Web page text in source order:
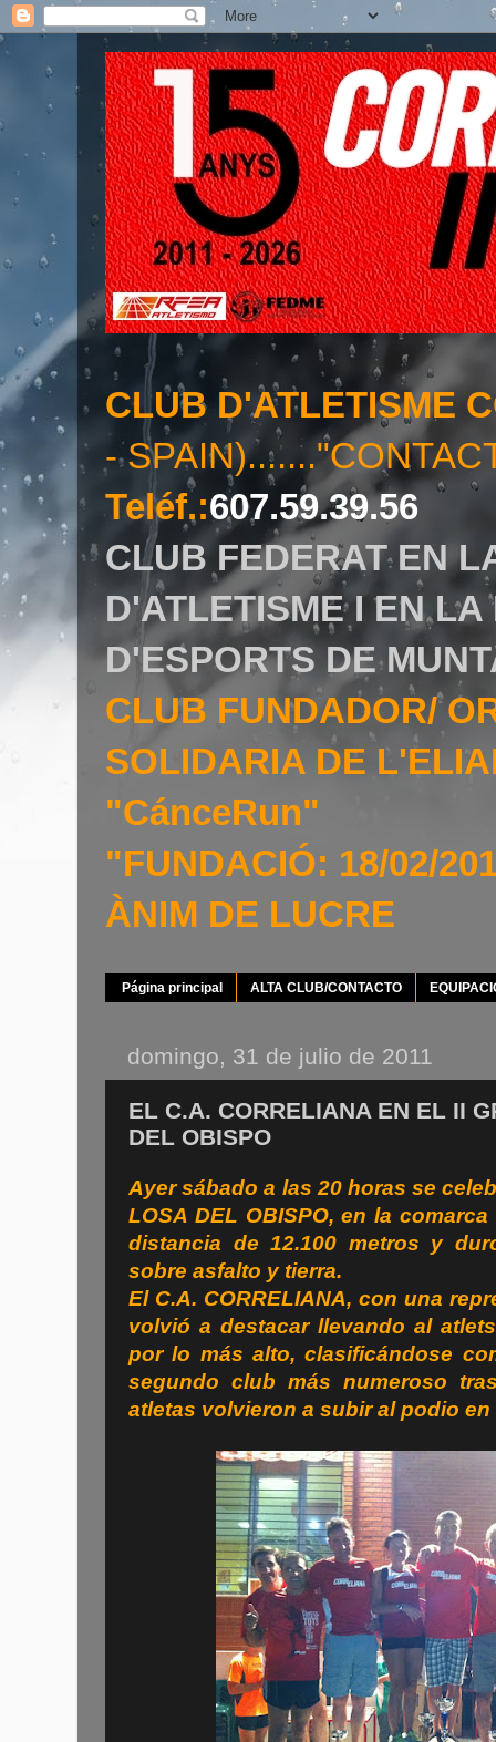
CLUB D'ATLETISME
-
Teléf.:607.59.39.56
CLUB FEDERAT EN
D'ATLETISME I EN
D'ESPORTS DE
CLUB FUNDADOR/
SOLIDARIA DE
"CánceRun"
"FUNDACIÓ: 18/02/
ÀNIM DE LUCRE
Página principal ALTA CLUB/CONTACTO
domingo, 31 de julio de 2011
EL C.A. CORRELIANA EN EL II
DEL OBISPO
Ayer sábado a las 20 horas se
LOSA DEL OBISPO, en la
distancia de 12.100 metros y
sobre asfalto y tierra.
El C.A. CORRELIANA, con una
volvió a destacar llevando al
por lo más alto, clasificándose
segundo club más numeroso
atletas volvieron a subir al podio